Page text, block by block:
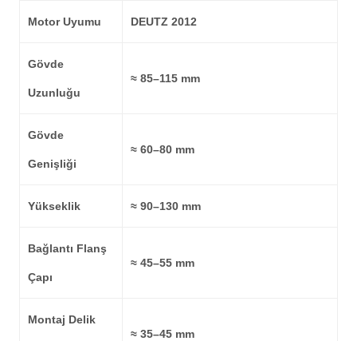
Motor Uyumu DEUTZ 2012
Gövde
Uzunluğu
≈ 85–115 mm
Gövde
Genişliği
≈ 60–80 mm
Yükseklik ≈ 90–130 mm
Bağlantı Flanş
Çapı
≈ 45–55 mm
Montaj Delik
≈ 35–45 mm